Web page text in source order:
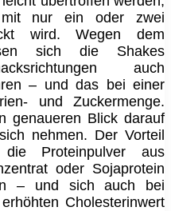
mit nur ein oder zwei
wird. Wegen dem
sich die Shakes
auch
– und das bei einer
und Zuckermenge.
genaueren Blick darauf
nehmen. Der Vorteil
Proteinpulver aus
oder Sojaprotein
– und sich auch bei
Cholesterinwert